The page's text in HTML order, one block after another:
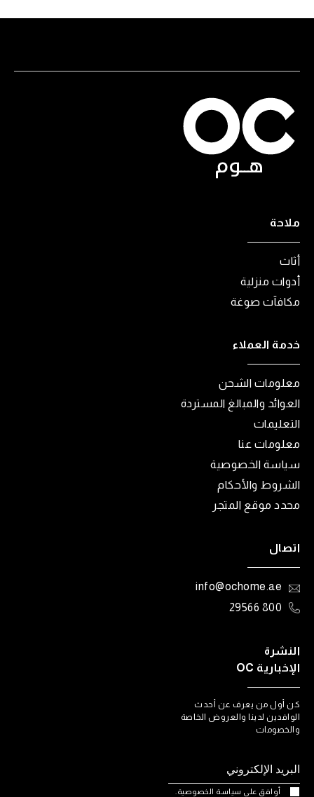
ملاحة
أثاث
أدوات منزلية
مكافآت صوغة
خدمة العملاء
معلومات الشحن
العوائد والمبالغ المستردة
التعليمات
معلومات عنا
سياسة الخصوصية
الشروط والأحكام
محدد موقع المتجر
اتصال
info@ochome.ae
800 29566
النشرة
الإخبارية OC
كن أول من يعرف عن أحدث
الوافدين لدينا والعروض الخاصة
والخصومات
أوافق على سياسة الخصوصية.